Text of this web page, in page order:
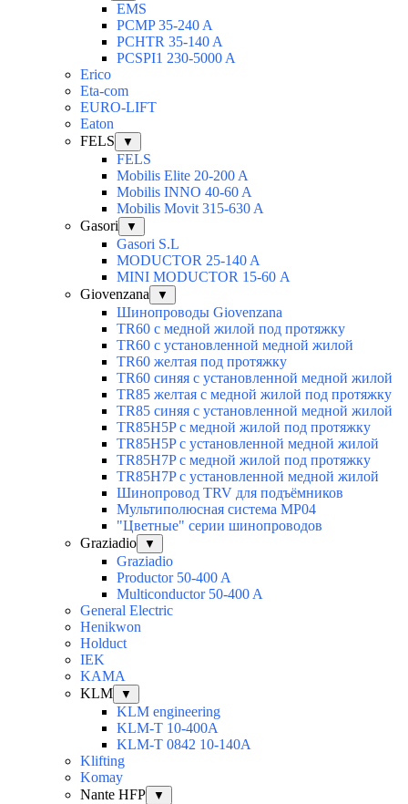
EMS
PCMP 35-240 A
PCHTR 35-140 A
PCSPI1 230-5000 A
Erico
Eta-com
EURO-LIFT
Eaton
FELS
▼
FELS
Mobilis Elite 20-200 A
Mobilis INNO 40-60 A
Mobilis Movit 315-630 A
Gasori
▼
Gasori S.L
MODUCTOR 25-140 A
MINI MODUCTOR 15-60 А
Giovenzana
▼
Шинопроводы Giovenzana
TR60 с медной жилой под протяжку
TR60 с установленной медной жилой
TR60 желтая под протяжку
TR60 синяя с установленной медной жилой
TR85 желтая с медной жилой под протяжку
TR85 синяя с установленной медной жилой
TR85H5P с медной жилой под протяжку
TR85H5P с установленной медной жилой
TR85H7P с медной жилой под протяжку
TR85H7P с установленной медной жилой
Шинопровод TRV для подъёмников
Мультиполюсная система MP04
"Цветные" серии шинопроводов
Graziadio
▼
Graziadio
Productor 50-400 A
Multiconductor 50-400 A
General Electric
Henikwon
Holduct
IEK
KAMA
KLM
▼
KLM engineering
KLM-T 10-400A
KLM-T 0842 10-140A
Klifting
Komay
Nante HFP
▼